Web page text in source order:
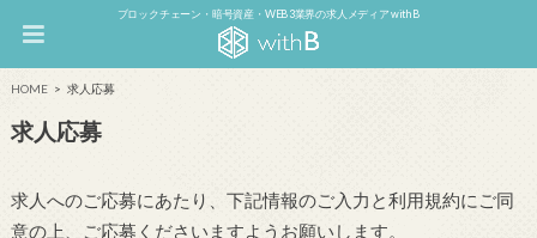
ブロックチェーン・暗号資産・WEB3業界の求人メディア withB
HOME 求人応募
求人応募
求人へのご応募にあたり、下記情報のご入力と利用規約にご同
意の上、ご応募くださいますようお願いします。